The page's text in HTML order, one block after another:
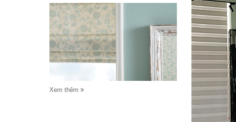
Xem thêm